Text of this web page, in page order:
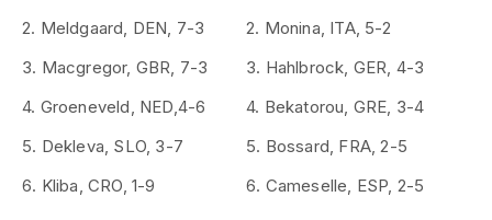
2. Meldgaard, DEN, 7-3
2. Monina, ITA, 5-2
3. Macgregor, GBR, 7-3
3. Hahlbrock, GER, 4-3
4. Groeneveld, NED,4-6
4. Bekatorou, GRE, 3-4
5. Dekleva, SLO, 3-7
5. Bossard, FRA, 2-5
6. Kliba, CRO, 1-9
6. Cameselle, ESP, 2-5